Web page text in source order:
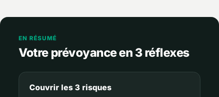
EN RÉSUMÉ
Votre prévoyance en 3 réflexes
Couvrir les 3 risques